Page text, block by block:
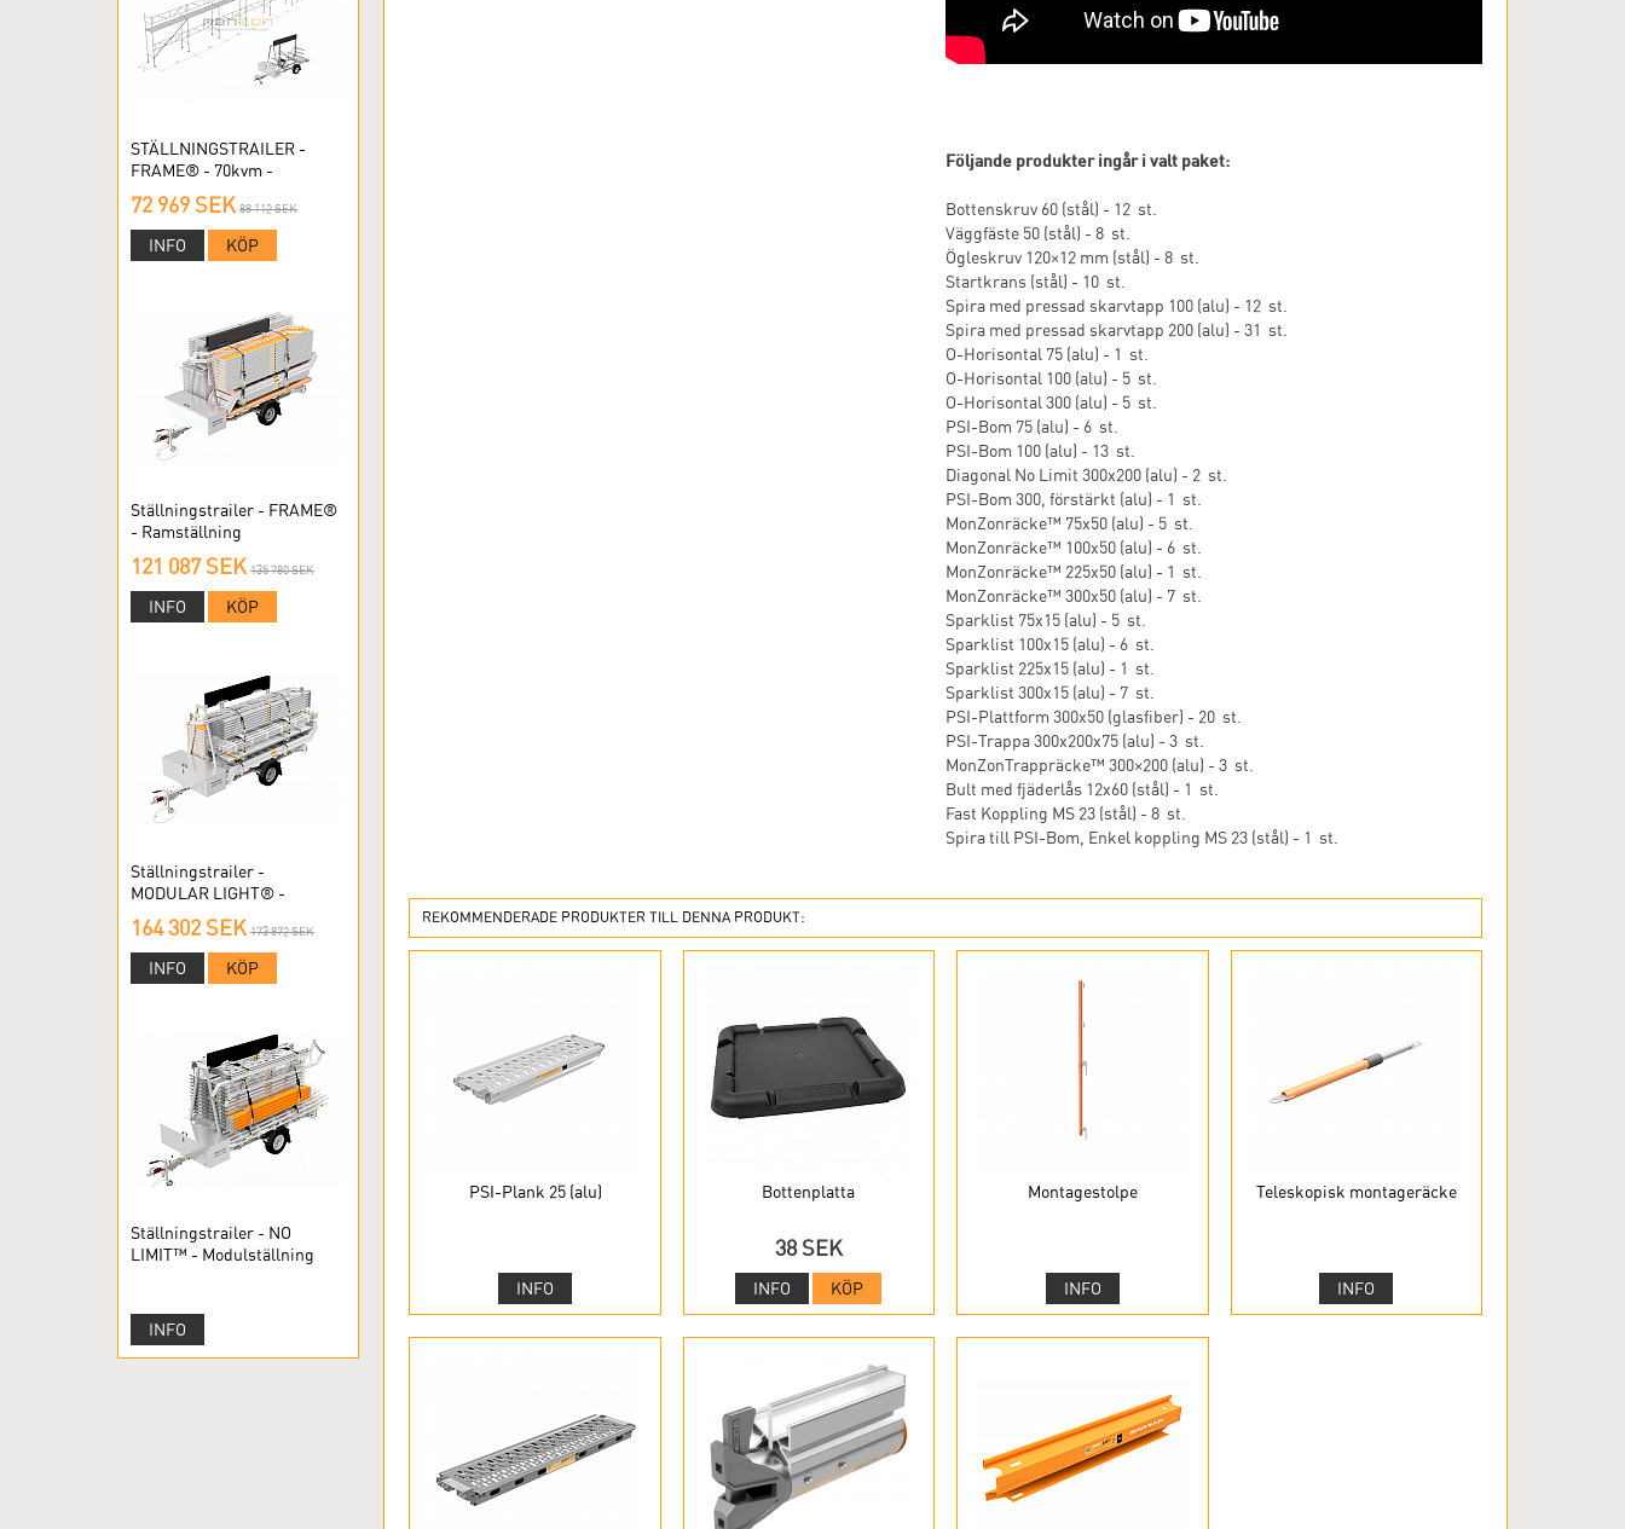
STÄLLNINGSTRAILER -
FRAME® - 70kvm -
RAMSTÄLLNING
72 969 SEK 88 112 SEK
INFO KÖP
Ställningstrailer - FRAME®
- Ramställning
121 087 SEK 135 780 SEK
INFO KÖP
Ställningstrailer -
MODULAR LIGHT® -
Modulställning
164 302 SEK 173 872 SEK
INFO KÖP
Ställningstrailer - NO
LIMIT™ - Modulställning
INFO
Följande produkter ingår i valt paket:
Bottenskruv 60 (stål) - 12 st.
Väggfäste 50 (stål) - 8 st.
Ögleskruv 120×12 mm (stål) - 8 st.
Startkrans (stål) - 10 st.
Spira med pressad skarvtapp 100 (alu) - 12 st.
Spira med pressad skarvtapp 200 (alu) - 31 st.
O-Horisontal 75 (alu) - 1 st.
O-Horisontal 100 (alu) - 5 st.
O-Horisontal 300 (alu) - 5 st.
PSI-Bom 75 (alu) - 6 st.
PSI-Bom 100 (alu) - 13 st.
Diagonal No Limit 300x200 (alu) - 2 st.
PSI-Bom 300, förstärkt (alu) - 1 st.
MonZonräcke™ 75x50 (alu) - 5 st.
MonZonräcke™ 100x50 (alu) - 6 st.
MonZonräcke™ 225x50 (alu) - 1 st.
MonZonräcke™ 300x50 (alu) - 7 st.
Sparklist 75x15 (alu) - 5 st.
Sparklist 100x15 (alu) - 6 st.
Sparklist 225x15 (alu) - 1 st.
Sparklist 300x15 (alu) - 7 st.
PSI-Plattform 300x50 (glasfiber) - 20 st.
PSI-Trappa 300x200x75 (alu) - 3 st.
MonZonTrappräcke™ 300×200 (alu) - 3 st.
Bult med fjäderlås 12x60 (stål) - 1 st.
Fast Koppling MS 23 (stål) - 8 st.
Spira till PSI-Bom, Enkel koppling MS 23 (stål) - 1 st.
REKOMMENDERADE PRODUKTER TILL DENNA PRODUKT:
PSI-Plank 25 (alu)
INFO
Bottenplatta
38 SEK
INFO KÖP
Montagestolpe
INFO
Teleskopisk montageräcke
INFO